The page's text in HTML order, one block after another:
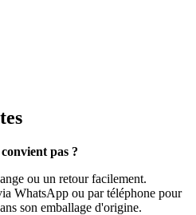
pas ?
ou un retour facilement.
WhatsApp ou par téléphone pour
son emballage d'origine.